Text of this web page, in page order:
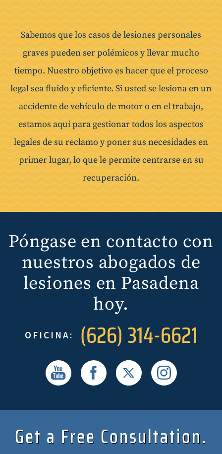
Sabemos que los casos de lesiones personales
graves pueden ser polémicos y llevar mucho
tiempo. Nuestro objetivo es hacer que el proceso
legal sea fluido y eficiente. Si usted se lesiona en un
accidente de vehículo de motor o en el trabajo,
estamos aquí para gestionar todos los aspectos
legales de su reclamo y poner sus necesidades en
primer lugar, lo que le permite centrarse en su
recuperación.
Póngase en contacto con
nuestros abogados de
lesiones en Pasadena
hoy.
OFICINA: (626) 314-6621
Get a Free Consultation.